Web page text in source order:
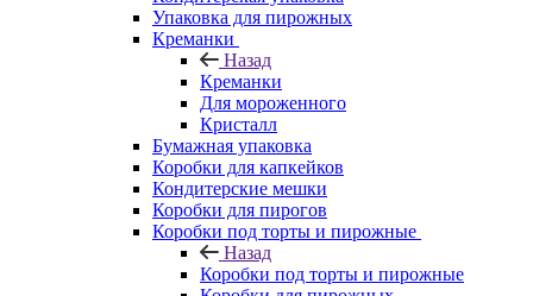
Упаковка для пирожных
Креманки
Назад
Креманки
Для мороженного
Кристалл
Бумажная упаковка
Коробки для капкейков
Кондитерские мешки
Коробки для пирогов
Коробки под торты и пирожные
Назад
Коробки под торты и пирожные